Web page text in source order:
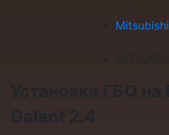
Mitsubishi
Galant 2.4